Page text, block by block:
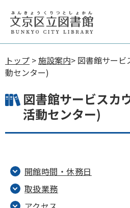
トップ >施設案内> 図書館サー
動センター)
図書館サービスカ
活動センター)
開館時間・休務日
取扱業務